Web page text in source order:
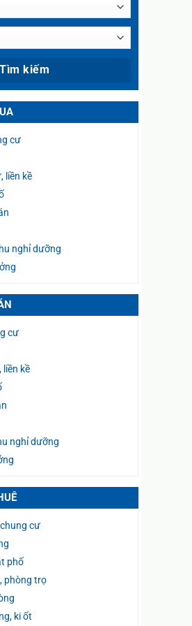
cư
liền kề
nghỉ dưỡng
cư
liền kề
nghỉ dưỡng
cư
phố
phòng trọ
ki ốt